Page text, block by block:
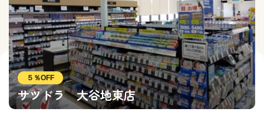
５％OFF
サツドラ 大谷地東店